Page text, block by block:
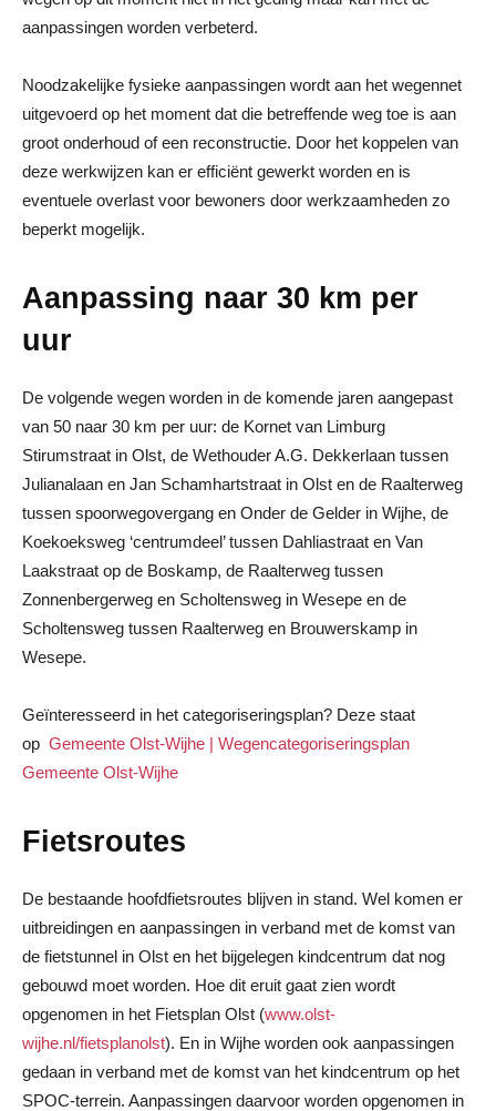
aanpassingen worden verbeterd.
Noodzakelijke fysieke aanpassingen wordt aan het wegennet
uitgevoerd op het moment dat die betreffende weg toe is aan
groot onderhoud of een reconstructie. Door het koppelen van
deze werkwijzen kan er efficiënt gewerkt worden en is
eventuele overlast voor bewoners door werkzaamheden zo
beperkt mogelijk.
Aanpassing naar 30 km per
uur
De volgende wegen worden in de komende jaren aangepast
van 50 naar 30 km per uur: de Kornet van Limburg
Stirumstraat in Olst, de Wethouder A.G. Dekkerlaan tussen
Julianalaan en Jan Schamhartstraat in Olst en de Raalterweg
tussen spoorwegovergang en Onder de Gelder in Wijhe, de
Koekoeksweg ‘centrumdeel’ tussen Dahliastraat en Van
Laakstraat op de Boskamp, de Raalterweg tussen
Zonnenbergerweg en Scholtensweg in Wesepe en de
Scholtensweg tussen Raalterweg en Brouwerskamp in
Wesepe.
Geïnteresseerd in het categoriseringsplan? Deze staat
op Gemeente Olst-Wijhe | Wegencategoriseringsplan
Gemeente Olst-Wijhe
Fietsroutes
De bestaande hoofdfietsroutes blijven in stand. Wel komen er
uitbreidingen en aanpassingen in verband met de komst van
de fietstunnel in Olst en het bijgelegen kindcentrum dat nog
gebouwd moet worden. Hoe dit eruit gaat zien wordt
opgenomen in het Fietsplan Olst (www.olst-
wijhe.nl/fietsplanolst). En in Wijhe worden ook aanpassingen
gedaan in verband met de komst van het kindcentrum op het
SPOC-terrein. Aanpassingen daarvoor worden opgenomen in